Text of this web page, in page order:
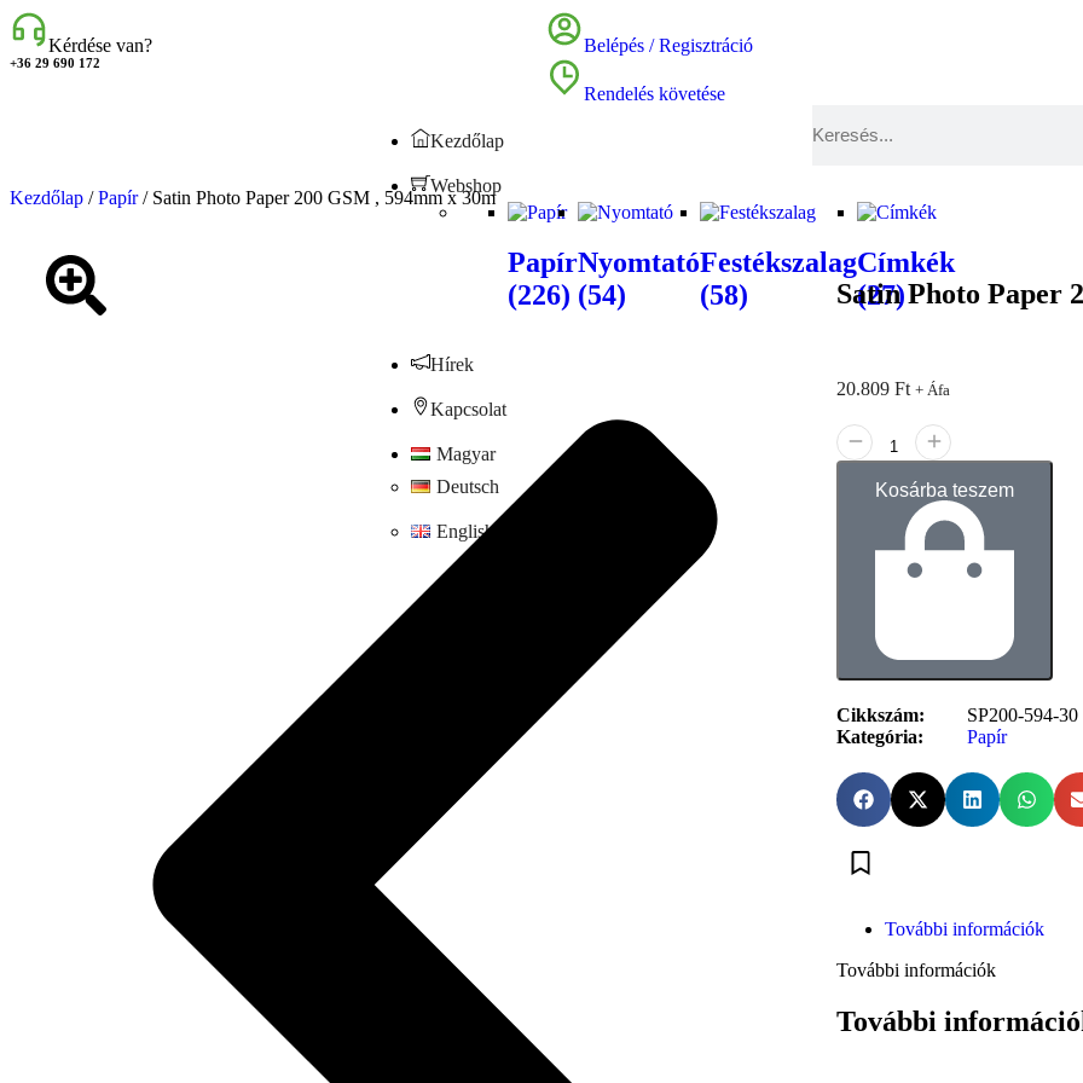
Kérdése van?
+36 29 690 172
Belépés / Regisztráció
Rendelés követése
Kezdőlap
Webshop
Papír
(226)
Nyomtató
(54)
Festékszalag
(58)
Címkék
(27)
Hírek
Kapcsolat
Magyar
Deutsch
English
Kezdőlap /Papír/ Satin Photo Paper 200 GSM , 594mm x 30m
Satin Photo Paper
20.809 Ft + Áfa
Kosárba teszem
Cikkszám:
SP200-594-30
Kategória:
Papír
További információk
További információk
További